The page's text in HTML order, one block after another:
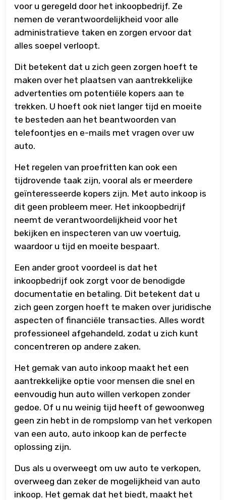
voor u geregeld door het inkoopbedrijf. Ze
nemen de verantwoordelijkheid voor alle
administratieve taken en zorgen ervoor dat
alles soepel verloopt.
Dit betekent dat u zich geen zorgen hoeft te
maken over het plaatsen van aantrekkelijke
advertenties om potentiële kopers aan te
trekken. U hoeft ook niet langer tijd en moeite
te besteden aan het beantwoorden van
telefoontjes en e-mails met vragen over uw
auto.
Het regelen van proefritten kan ook een
tijdrovende taak zijn, vooral als er meerdere
geïnteresseerde kopers zijn. Met auto inkoop is
dit geen probleem meer. Het inkoopbedrijf
neemt de verantwoordelijkheid voor het
bekijken en inspecteren van uw voertuig,
waardoor u tijd en moeite bespaart.
Een ander groot voordeel is dat het
inkoopbedrijf ook zorgt voor de benodigde
documentatie en betaling. Dit betekent dat u
zich geen zorgen hoeft te maken over juridische
aspecten of financiële transacties. Alles wordt
professioneel afgehandeld, zodat u zich kunt
concentreren op andere zaken.
Het gemak van auto inkoop maakt het een
aantrekkelijke optie voor mensen die snel en
eenvoudig hun auto willen verkopen zonder
gedoe. Of u nu weinig tijd heeft of gewoonweg
geen zin hebt in de rompslomp van het verkopen
van een auto, auto inkoop kan de perfecte
oplossing zijn.
Dus als u overweegt om uw auto te verkopen,
overweeg dan zeker de mogelijkheid van auto
inkoop. Het gemak dat het biedt, maakt het